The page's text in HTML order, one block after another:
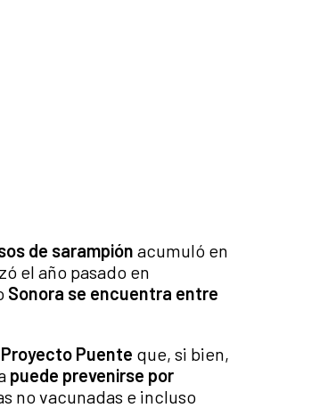
de sarampión acumuló en
el año pasado en
Sonora se encuentra entre
Proyecto Puente que, si bien,
puede prevenirse por
no vacunadas e incluso